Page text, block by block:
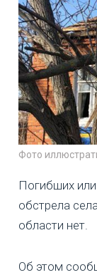
Фото
Погибших
обстрела
области нет.
Об этом